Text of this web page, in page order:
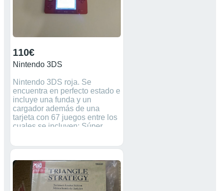
110€
Nintendo 3DS
Nintendo 3DS roja. Se
encuentra en perfecto estado e
incluye una funda y un
cargador además de una
tarjeta con 67 juegos entre los
cuales se incluyen: Súper
Tennis, NFL, Smacdown, FIFA,